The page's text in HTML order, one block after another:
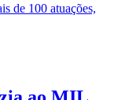
de 100 atuações,